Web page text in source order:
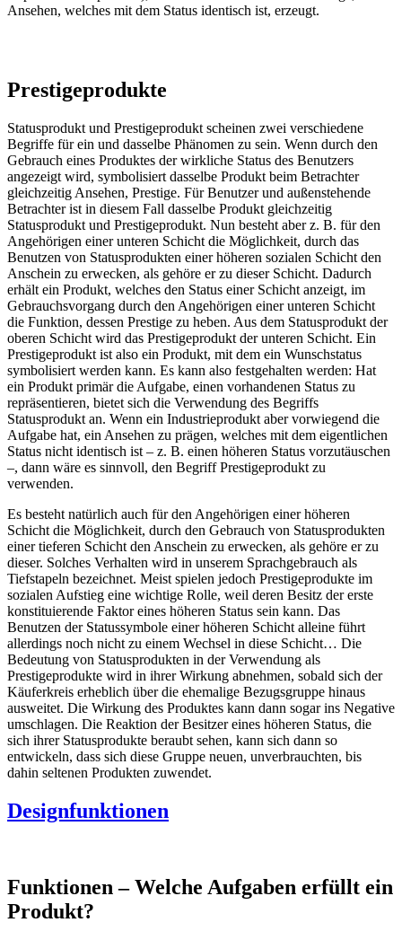
Ansehen, welches mit dem Status identisch ist, erzeugt.
Prestigeprodukte
Statusprodukt und Prestigeprodukt scheinen zwei verschiedene
Begriffe für ein und dasselbe Phänomen zu sein. Wenn durch den
Gebrauch eines Produktes der wirkliche Status des Benutzers
angezeigt wird, symbolisiert dasselbe Produkt beim Betrachter
gleichzeitig Ansehen, Prestige. Für Benutzer und außenstehende
Betrachter ist in diesem Fall dasselbe Produkt gleichzeitig
Statusprodukt und Prestigeprodukt. Nun besteht aber z. B. für den
Angehörigen einer unteren Schicht die Möglichkeit, durch das
Benutzen von Statusprodukten einer höheren sozialen Schicht den
Anschein zu erwecken, als gehöre er zu dieser Schicht. Dadurch
erhält ein Produkt, welches den Status einer Schicht anzeigt, im
Gebrauchsvorgang durch den Angehörigen einer unteren Schicht
die Funktion, dessen Prestige zu heben. Aus dem Statusprodukt der
oberen Schicht wird das Prestigeprodukt der unteren Schicht. Ein
Prestigeprodukt ist also ein Produkt, mit dem ein Wunschstatus
symbolisiert werden kann. Es kann also festgehalten werden: Hat
ein Produkt primär die Aufgabe, einen vorhandenen Status zu
repräsentieren, bietet sich die Verwendung des Begriffs
Statusprodukt an. Wenn ein Industrieprodukt aber vorwiegend die
Aufgabe hat, ein Ansehen zu prägen, welches mit dem eigentlichen
Status nicht identisch ist – z. B. einen höheren Status vorzutäuschen
–, dann wäre es sinnvoll, den Begriff Prestigeprodukt zu
verwenden.
Es besteht natürlich auch für den Angehörigen einer höheren
Schicht die Möglichkeit, durch den Gebrauch von Statusprodukten
einer tieferen Schicht den Anschein zu erwecken, als gehöre er zu
dieser. Solches Verhalten wird in unserem Sprachgebrauch als
Tiefstapeln bezeichnet. Meist spielen jedoch Prestigeprodukte im
sozialen Aufstieg eine wichtige Rolle, weil deren Besitz der erste
konstituierende Faktor eines höheren Status sein kann. Das
Benutzen der Statussymbole einer höheren Schicht alleine führt
allerdings noch nicht zu einem Wechsel in diese Schicht… Die
Bedeutung von Statusprodukten in der Verwendung als
Prestigeprodukte wird in ihrer Wirkung abnehmen, sobald sich der
Käuferkreis erheblich über die ehemalige Bezugsgruppe hinaus
ausweitet. Die Wirkung des Produktes kann dann sogar ins Negative
umschlagen. Die Reaktion der Besitzer eines höheren Status, die
sich ihrer Statusprodukte beraubt sehen, kann sich dann so
entwickeln, dass sich diese Gruppe neuen, unverbrauchten, bis
dahin seltenen Produkten zuwendet.
Designfunktionen
Funktionen – Welche Aufgaben erfüllt ein
Produkt?